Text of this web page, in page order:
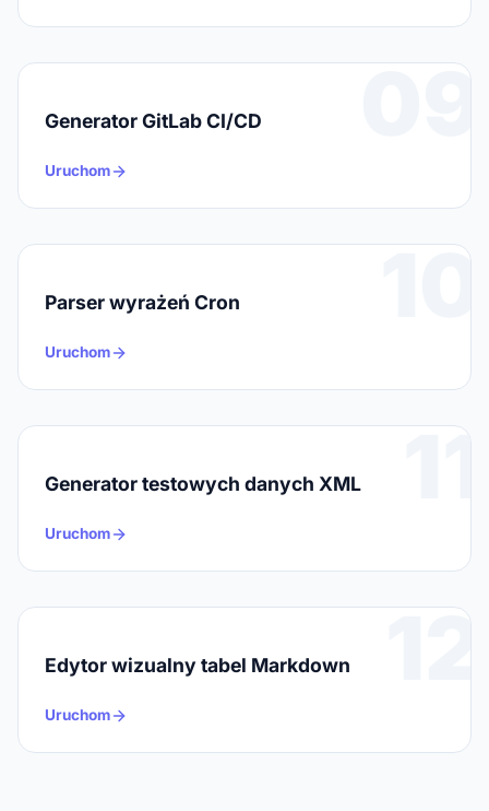
09
Generator GitLab CI/CD
Uruchom
10
Parser wyrażeń Cron
Uruchom
11
Generator testowych danych XML
Uruchom
12
Edytor wizualny tabel Markdown
Uruchom